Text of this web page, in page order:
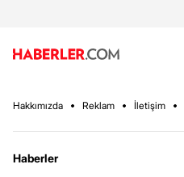
Hakkımızda Reklam İletişim
Haberler